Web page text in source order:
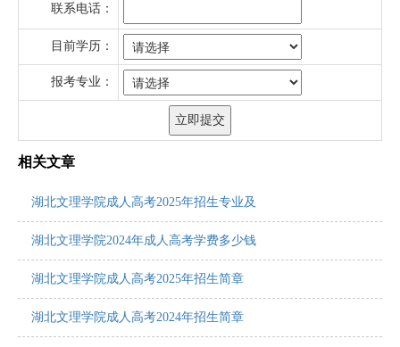
联系电话：
目前学历：
报考专业：
相关文章
湖北文理学院成人高考2025年招生专业及
湖北文理学院2024年成人高考学费多少钱
湖北文理学院成人高考2025年招生简章
湖北文理学院成人高考2024年招生简章